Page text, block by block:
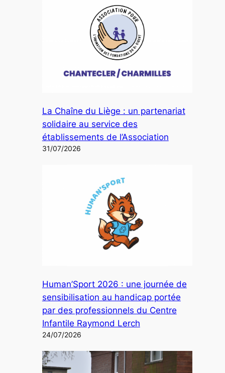
La Chaîne du Liège : un partenariat
solidaire au service des
établissements de l’Association
31/07/2026
Human’Sport 2026 : une journée de
sensibilisation au handicap portée
par des professionnels du Centre
Infantile Raymond Lerch
24/07/2026